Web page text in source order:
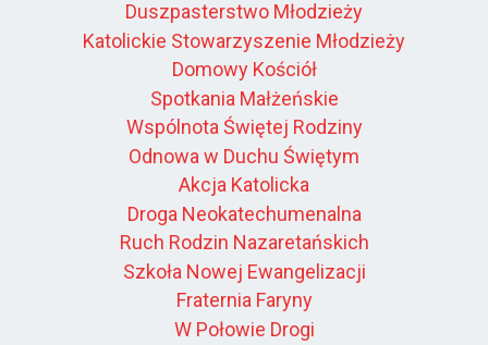
Duszpasterstwo Młodzieży
Katolickie Stowarzyszenie Młodzieży
Domowy Kościół
Spotkania Małżeńskie
Wspólnota Świętej Rodziny
Odnowa w Duchu Świętym
Akcja Katolicka
Droga Neokatechumenalna
Ruch Rodzin Nazaretańskich
Szkoła Nowej Ewangelizacji
Fraternia Faryny
W Połowie Drogi